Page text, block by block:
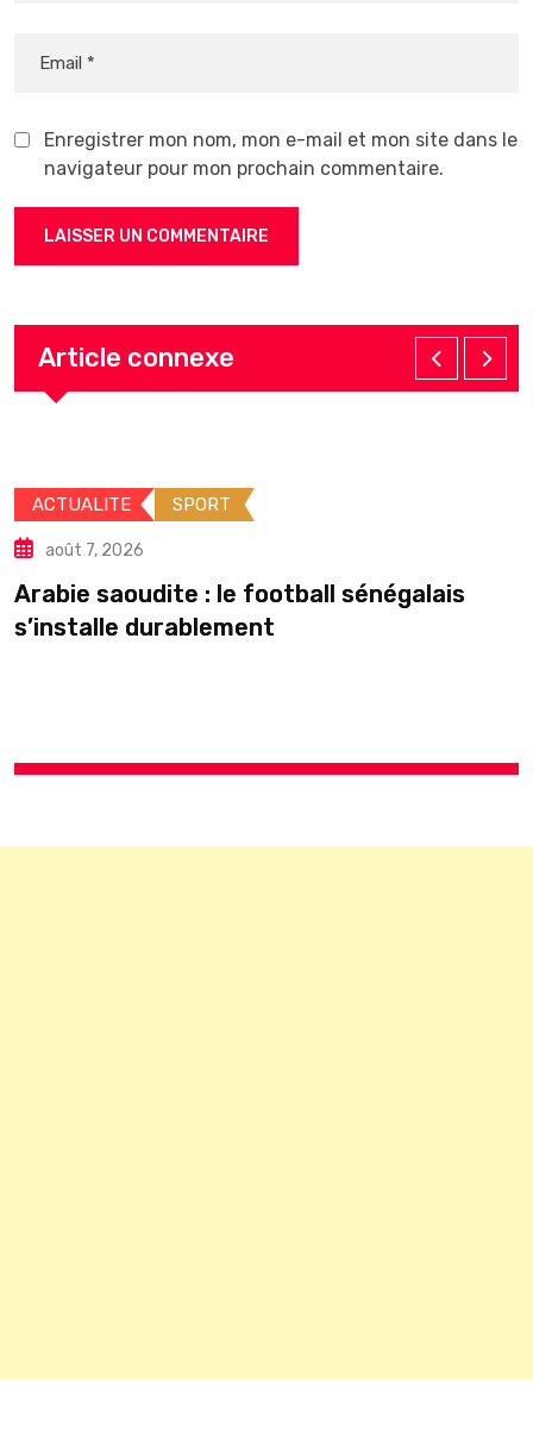
Enregistrer mon nom, mon e-mail et mon site dans le
navigateur pour mon prochain commentaire.
Article connexe
ACTUALITE
Élections locales : le silence du
peut-il